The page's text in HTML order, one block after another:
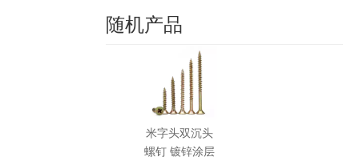
随机产品
米字头双沉头
螺钉 镀锌涂层